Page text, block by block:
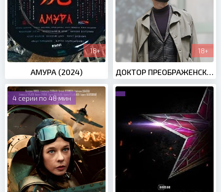
18+
АМУРА (2024)
18+
ДОКТОР ПРЕОБРАЖЕНСКИЙ 2 СЕЗОН (2024)
4 серии по 48 мин